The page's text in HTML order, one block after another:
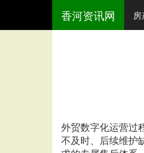
香河资讯网
外贸数字化运营过
不及时、后续维护